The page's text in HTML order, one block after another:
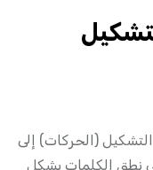
(الحركات) إلى
نطق الكلمات بشكل